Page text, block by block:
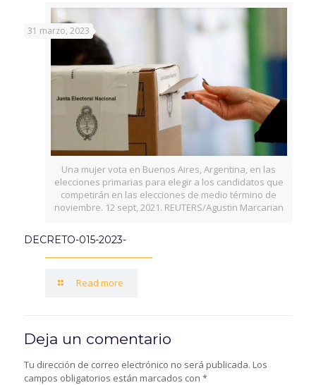
Una mujer vota en Buenos Aires, Argentina, en las
elecciones primarias para elegir a los candidatos que
competirán en las elecciones de medio término de
noviembre. 12 sept, 2021. REUTERS/Agustin Marcarian
31 marzo, 2023
DECRETO-015-2023-
Read more
Deja un comentario
Tu dirección de correo electrónico no será publicada. Los
campos obligatorios están marcados con *